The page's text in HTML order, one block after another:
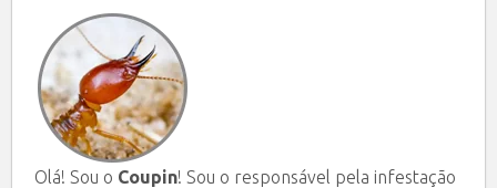
Olá! Sou o Coupin! Sou o responsável pela infestação